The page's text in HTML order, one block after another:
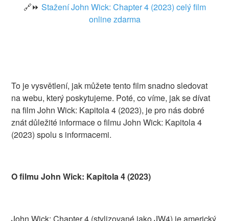
🔗⏩ Stažení John Wick: Chapter 4 (2023) celý film
online zdarma
To je vysvětlení, jak můžete tento film snadno sledovat
na webu, který poskytujeme. Poté, co víme, jak se dívat
na film John Wick: Kapitola 4 (2023), je pro nás dobré
znát důležité informace o filmu John Wick: Kapitola 4
(2023) spolu s informacemi.
O filmu John Wick: Kapitola 4 (2023)
John Wick: Chapter 4 (stylizované jako JW4) je americký